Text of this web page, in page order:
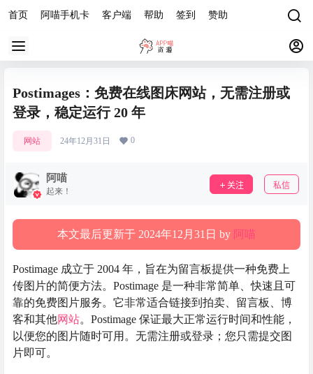
首页 阿喵手机卡 客户端 帮助 签到 赞助
Postimages：免费在线图床网站，无需注册或
登录，稳定运行 20 年
网站 24年12月31日 0
阿喵
起来！
关注 私信
本文最后更新于 2024年12月31日 by 阿喵
Postimage 成立于 2004 年，旨在为留言板提供一种免费上
传图片的简便方法。Postimage 是一种非常简单、快速且可
靠的免费图片服务。它非常适合链接到拍卖、留言板、博
客和其他网站。Postimage 保证最大正常运行时间和性能，
以便您的图片随时可用。无需注册或登录；您只需提交图
片即可。